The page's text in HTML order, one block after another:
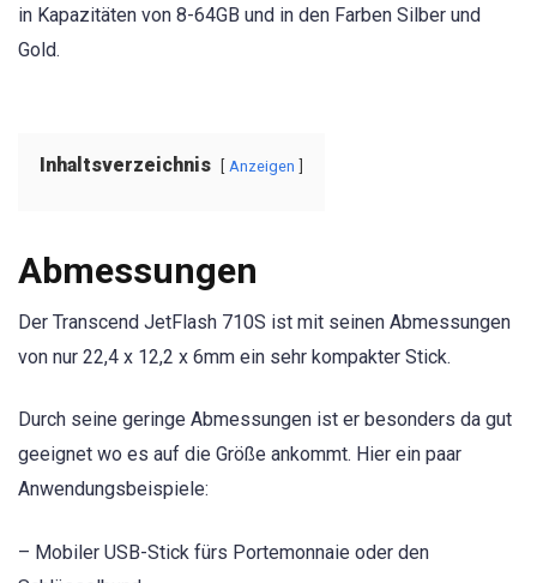
in Kapazitäten von 8-64GB und in den Farben Silber und
Gold.
Inhaltsverzeichnis Anzeigen
Abmessungen
Der Transcend JetFlash 710S ist mit seinen Abmessungen
von nur 22,4 x 12,2 x 6mm ein sehr kompakter Stick.
Durch seine geringe Abmessungen ist er besonders da gut
geeignet wo es auf die Größe ankommt. Hier ein paar
Anwendungsbeispiele:
– Mobiler USB-Stick fürs Portemonnaie oder den